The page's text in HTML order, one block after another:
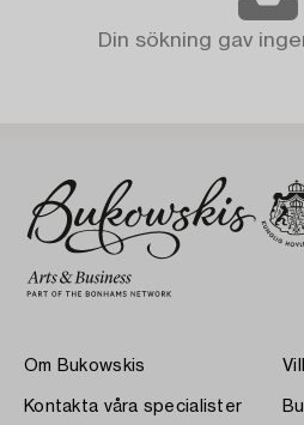
Din sökning gav
Om Bukowskis
Kontakta våra specialister